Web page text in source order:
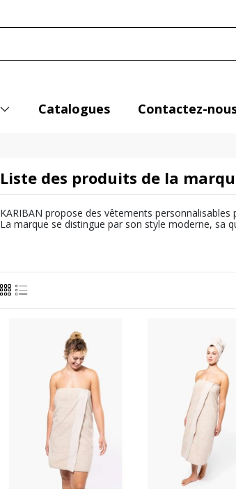
Catalogues Contactez-
Liste des produits de la
KARIBAN propose des vêtements
La marque se distingue par son style moderne, sa